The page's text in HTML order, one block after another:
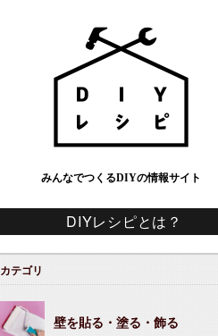
みんなでつくるDIYの情報サイト
DIYレシピとは？
カテゴリ
壁を貼る・塗る・飾る